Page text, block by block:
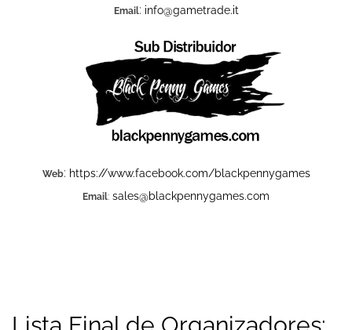
Email: info@gametrade.it
Web: https://www.facebook.com/blackpennygames
Email: sales@blackpennygames.com